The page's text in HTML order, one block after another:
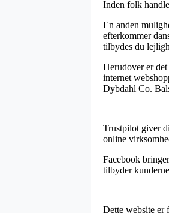
Inden folk
En anden
efterkommer
tilbydes du
Herudover er
internet
Dybdahl Co.
Trustpilot giver
online
Facebook
tilbyder
Dette website er